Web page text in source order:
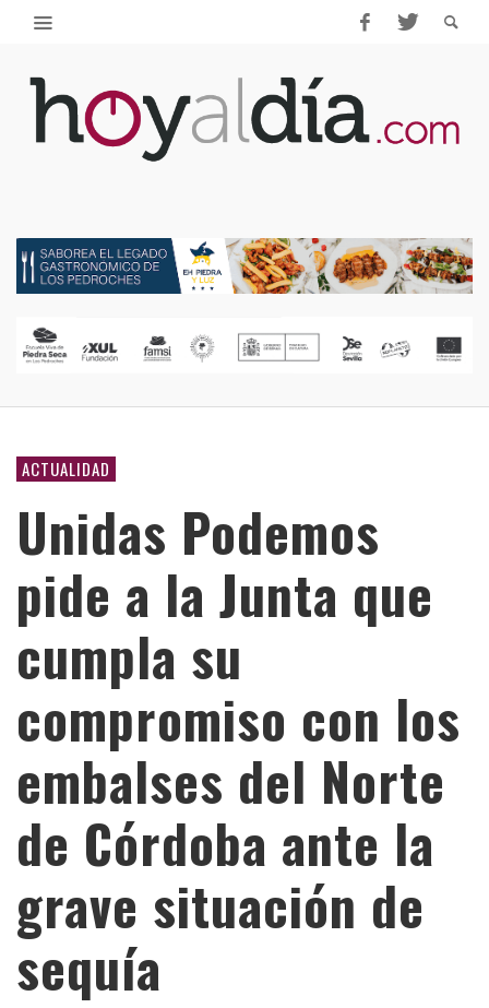
ACTUALIDAD
Unidas Podemos
pide a la Junta que
cumpla su
compromiso con los
embalses del Norte
de Córdoba ante la
grave situación de
sequía